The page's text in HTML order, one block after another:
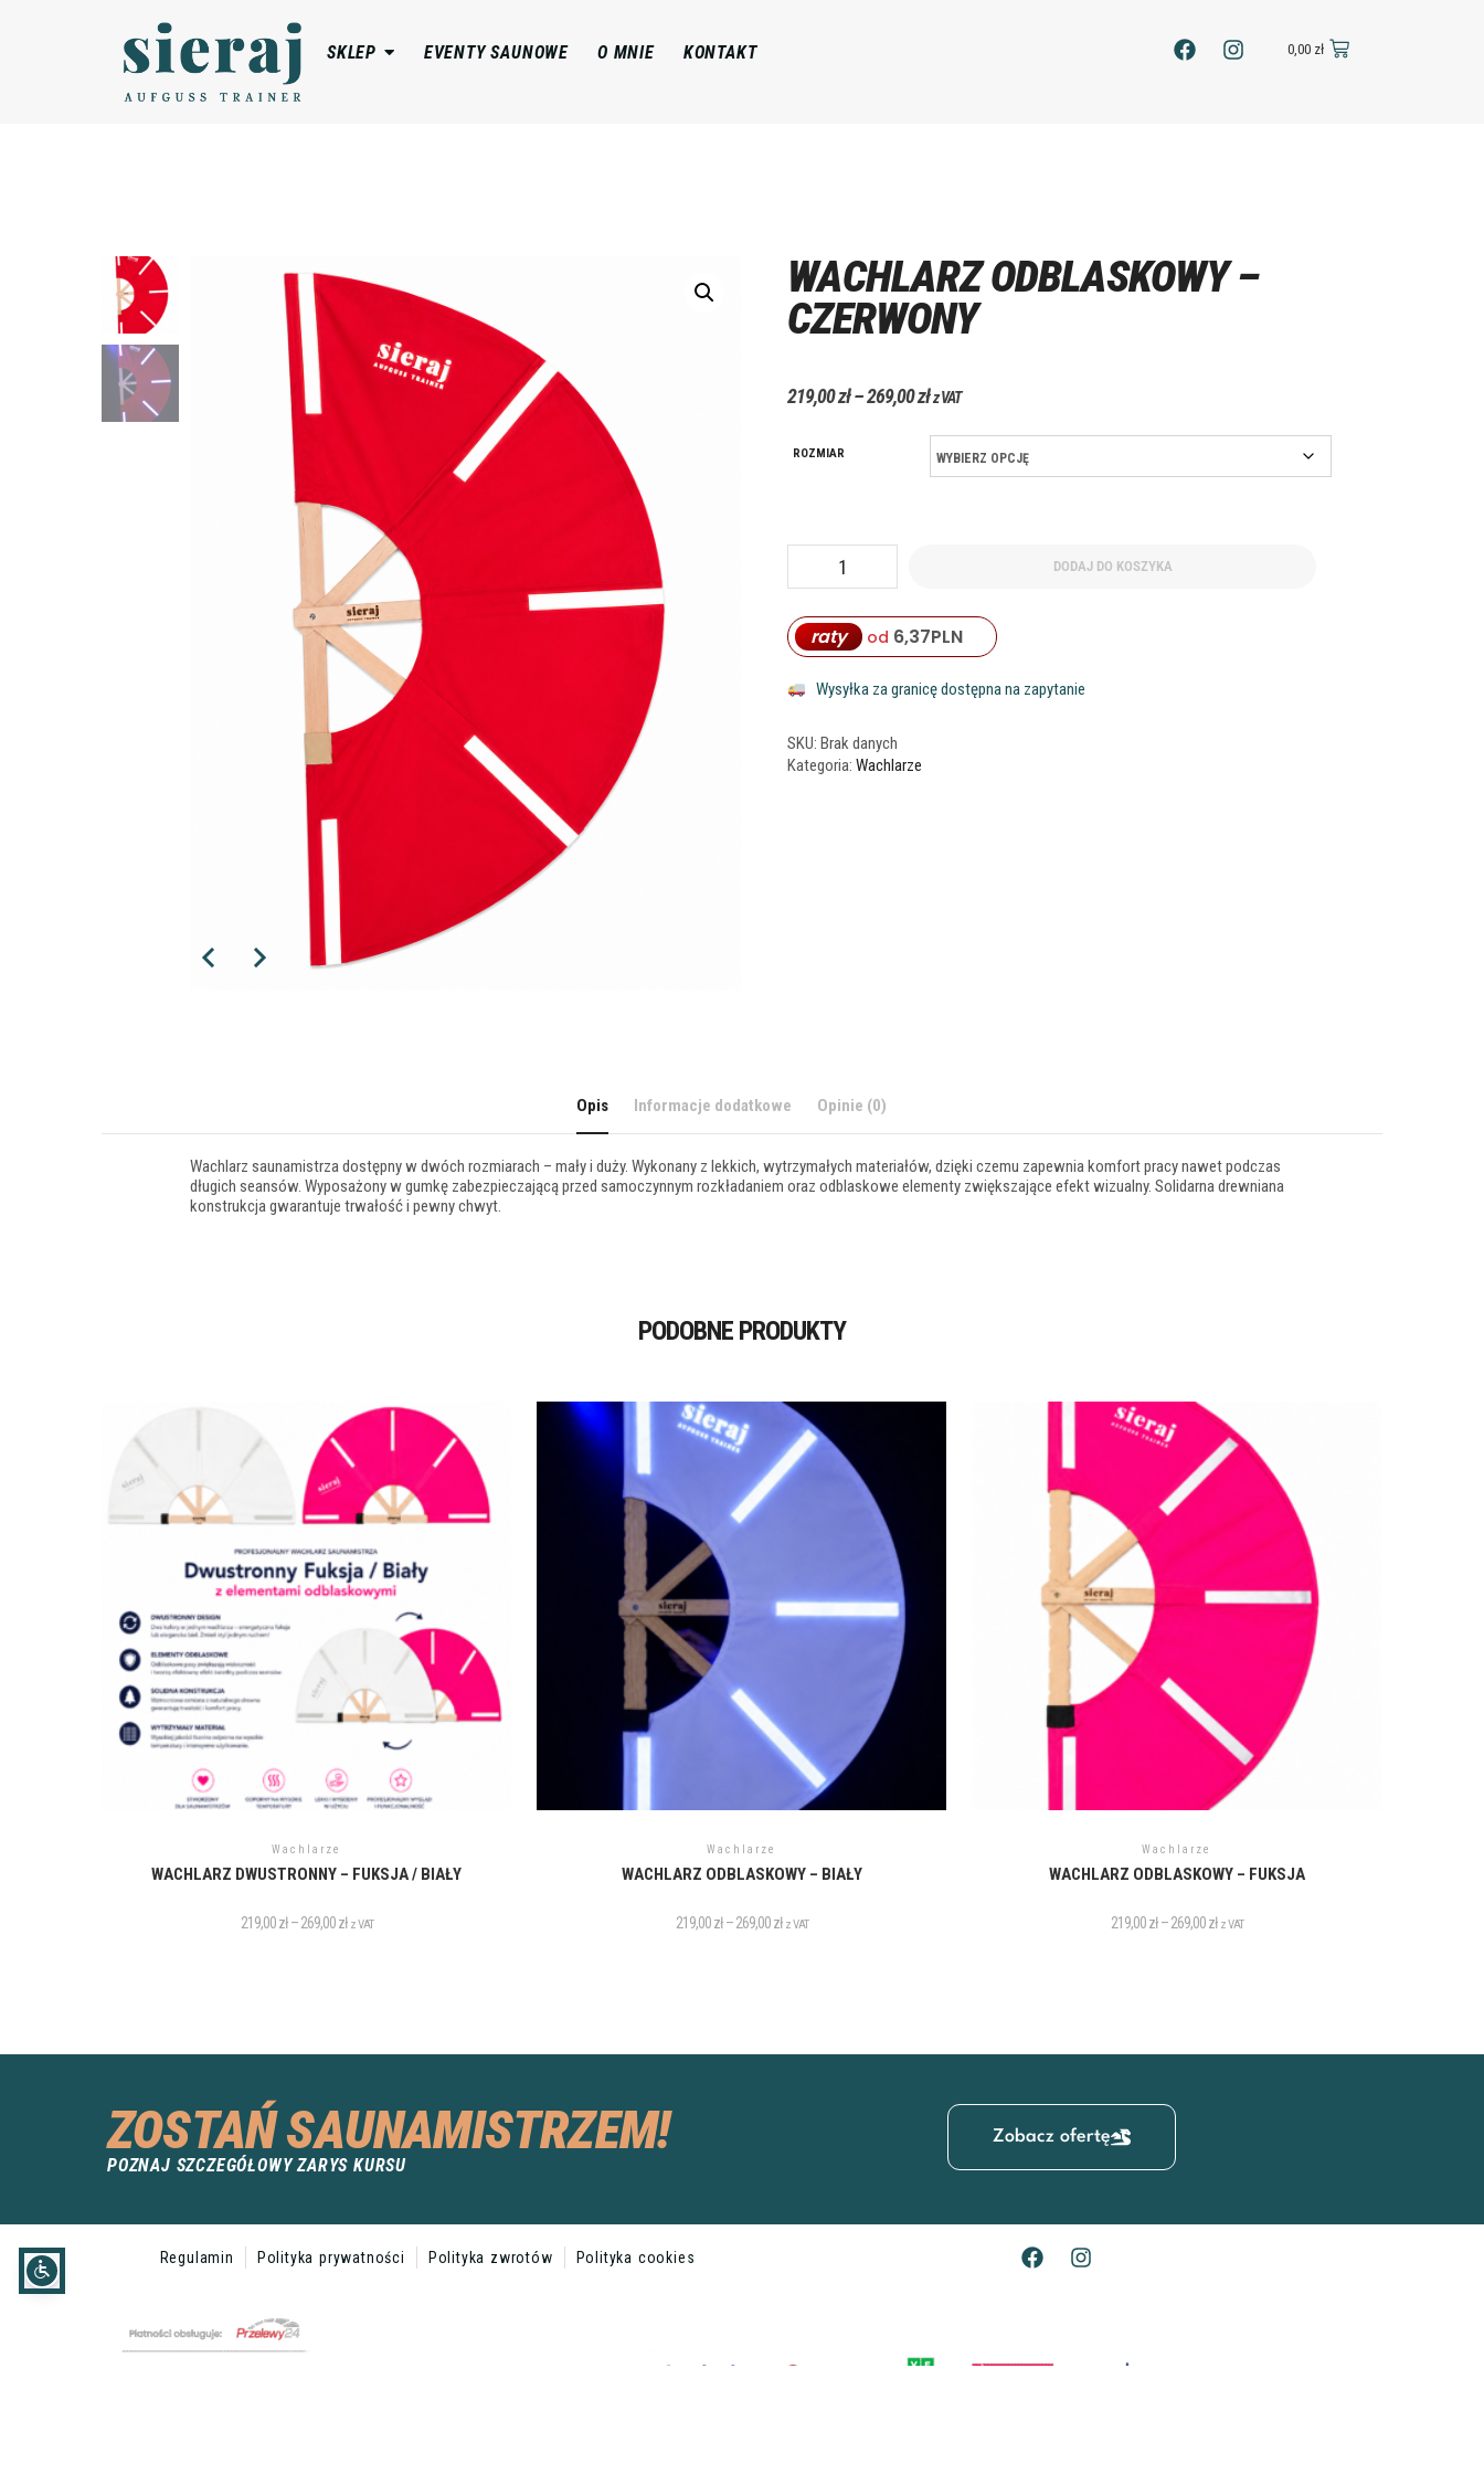
SKLEP EVENTY SAUNOWE O MNIE KONTAKT 0,00 zł
WACHLARZ ODBLASKOWY –
CZERWONY
219,00zł–269,00złz VAT
ROZMIAR
DODAJ DO KOSZYKA
raty od 6,37PLN
Wysyłka za granicę dostępna na zapytanie
SKU:Brak danych
Kategoria:Wachlarze
Opis Informacje dodatkowe Opinie (0)
Wachlarz saunamistrza dostępny w dwóch rozmiarach – mały i duży. Wykonany z lekkich, wytrzymałych materiałów, dzięki czemu zapewnia komfort pracy nawet podczas
długich seansów. Wyposażony w gumkę zabezpieczającą przed samoczynnym rozkładaniem oraz odblaskowe elementy zwiększające efekt wizualny. Solidarna drewniana
konstrukcja gwarantuje trwałość i pewny chwyt.
PODOBNE PRODUKTY
Wachlarze
WACHLARZ DWUSTRONNY – FUKSJA / BIAŁY
219,00zł – 269,00zł z VAT
Wachlarze
WACHLARZ ODBLASKOWY – BIAŁY
219,00zł – 269,00zł z VAT
Wachlarze
WACHLARZ ODBLASKOWY – FUKSJA
219,00zł – 269,00zł z VAT
ZOSTAŃ SAUNAMISTRZEM!
POZNAJ SZCZEGÓŁOWY ZARYS KURSU
Zobacz ofertę
Regulamin Polityka prywatności Polityka zwrotów Polityka cookies